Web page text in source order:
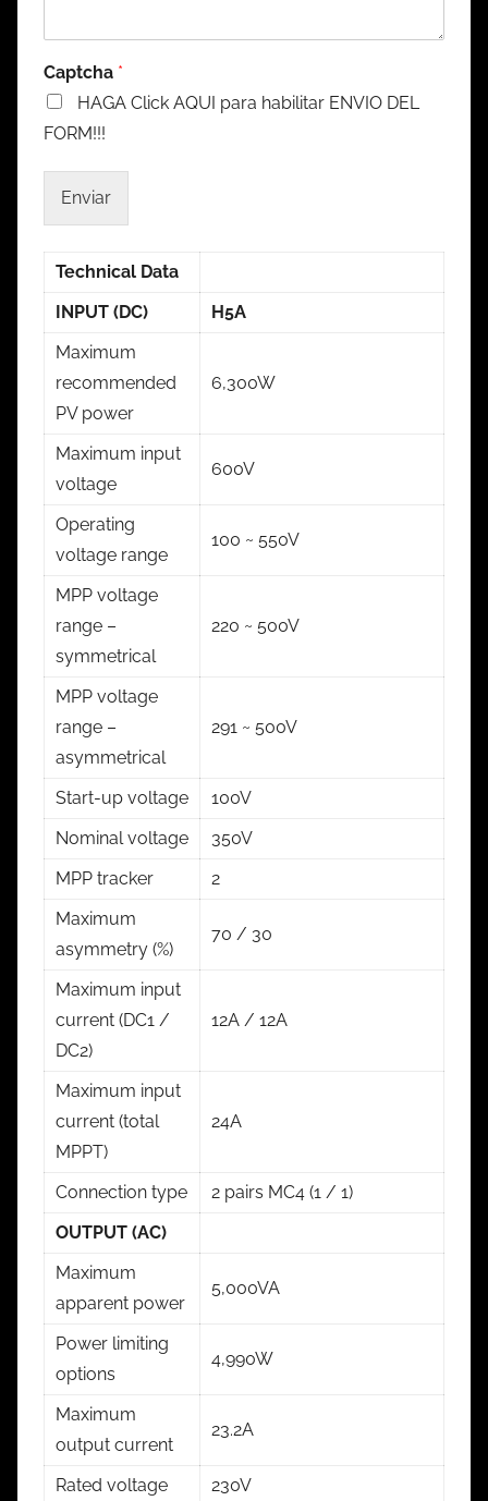
Captcha *
HAGA Click AQUI para habilitar ENVIO DEL
FORM!!!
Enviar
Technical Data
INPUT (DC)
H5A
Maximum
recommended
PV power
6,300W
Maximum input
voltage
600V
Operating
voltage range
100 ~ 550V
MPP voltage
range –
symmetrical
220 ~ 500V
MPP voltage
range –
asymmetrical
291 ~ 500V
Start-up voltage
100V
Nominal voltage
350V
MPP tracker
2
Maximum
asymmetry (%)
70 / 30
Maximum input
current (DC1 /
DC2)
12A / 12A
Maximum input
current (total
MPPT)
24A
Connection type
2 pairs MC4 (1 / 1)
OUTPUT (AC)
Maximum
apparent power
5,000VA
Power limiting
options
4,990W
Maximum
output current
23.2A
Rated voltage
230V